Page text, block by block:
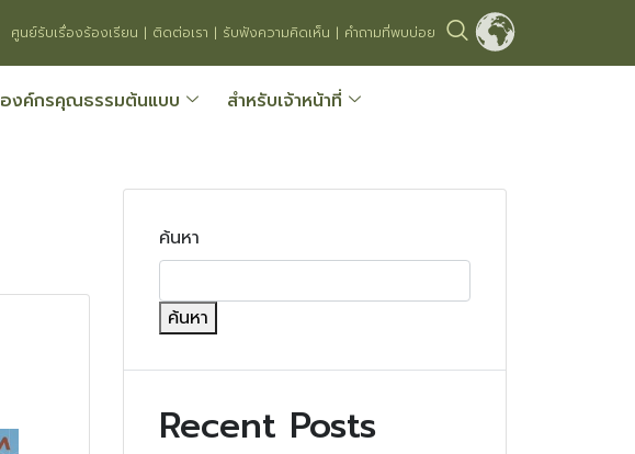
ศูนย์รับเรื่องร้องเรียน | ติดต่อเรา | รับฟังความคิดเห็น | คำถามที่พบบ่อย
องค์กรคุณธรรมต้นแบบ สำหรับเจ้าหน้าที่
ค้นหา
ค้นหา
Recent Posts